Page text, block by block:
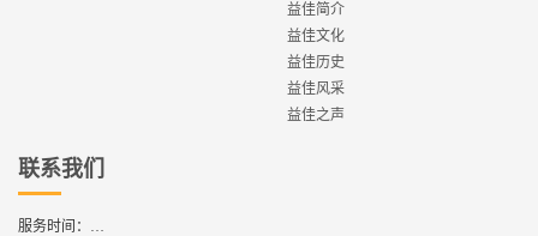
益佳简介
益佳文化
益佳历史
益佳风采
益佳之声
联系我们
服务时间：
周一到周六,8：30 - 17：30